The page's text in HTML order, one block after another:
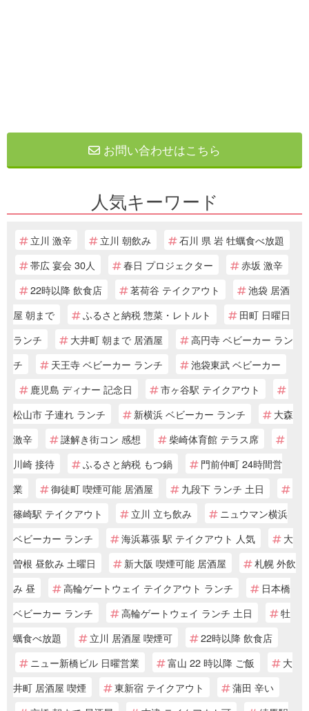
お問い合わせはこちら
人気キーワード
立川 激辛 立川 朝飲み
石川 県 岩 牡蠣食べ放題
帯広 宴会 30人
春日 プロジェクター
赤坂 激辛
22時以降 飲食店
茗荷谷 テイクアウト
池袋 居酒
屋 朝まで
ふるさと納税 惣菜・レトルト
田町 日曜日
ランチ
大井町 朝まで 居酒屋
高円寺 ベビーカー ラン
チ
天王寺 ベビーカー ランチ
池袋東武 ベビーカー
鹿児島 ディナー 記念日
市ヶ谷駅 テイクアウト
松山市 子連れ ランチ
新横浜 ベビーカー ランチ
大森
激辛
謎解き街コン 感想
柴崎体育館 テラス席
川崎 接待
ふるさと納税 もつ鍋
門前仲町 24時間営
業
御徒町 喫煙可能 居酒屋
九段下 ランチ 土日
篠崎駅 テイクアウト
立川 立ち飲み
ニュウマン横浜
ベビーカー ランチ
海浜幕張 駅 テイクアウト 人気
大
曽根 昼飲み 土曜日
新大阪 喫煙可能 居酒屋
札幌 外飲
み 昼
高輪ゲートウェイ テイクアウト ランチ
日本橋
ベビーカー ランチ
高輪ゲートウェイ ランチ 土日
牡
蠣食べ放題
立川 居酒屋 喫煙可
22時以降 飲食店
ニュー新橋ビル 日曜営業
富山 22 時以降 ご飯
大
井町 居酒屋 喫煙
東新宿 テイクアウト
蒲田 辛い